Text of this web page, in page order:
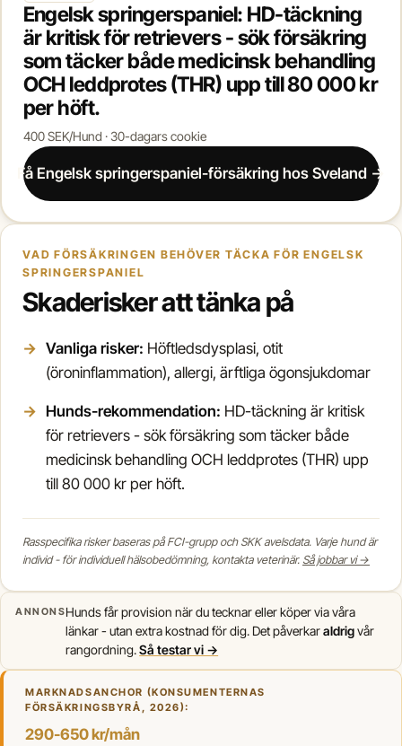
Engelsk springerspaniel: HD-täckning
är kritisk för retrievers - sök försäkring
som täcker både medicinsk behandling
OCH leddprotes (THR) upp till 80 000 kr
per höft.
400 SEK/Hund · 30-dagars cookie
Få Engelsk springerspaniel-försäkring hos Sveland →
VAD FÖRSÄKRINGEN BEHÖVER TÄCKA FÖR ENGELSK
SPRINGERSPANIEL
Skaderisker att tänka på
Vanliga risker: Höftledsdysplasi, otit
(öroninflammation), allergi, ärftliga ögonsjukdomar
Hunds-rekommendation: HD-täckning är kritisk
för retrievers - sök försäkring som täcker både
medicinsk behandling OCH leddprotes (THR) upp
till 80 000 kr per höft.
Rasspecifika risker baseras på FCI-grupp och SKK avelsdata. Varje hund är
individ - för individuell hälsobedömning, kontakta veterinär. Så jobbar vi →
ANNONSHunds får provision när du tecknar eller köper via våra
länkar - utan extra kostnad för dig. Det påverkaraldrigvår
rangordning.Så testar vi →
MARKNADSANCHOR (KONSUMENTERNAS
FÖRSÄKRINGSBYRÅ, 2026):
290-650 kr/mån